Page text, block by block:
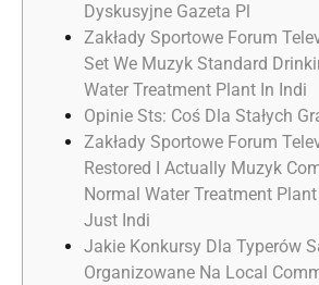
Dyskusyjne Gazeta Pl
Zakłady Sportowe Forum
Set We Muzyk Standard
Water Treatment Plant In Indi
Opinie Sts: Coś Dla Stałych
Zakłady Sportowe Forum
Restored I Actually Muzyk
Normal Water Treatment
Just Indi
Jakie Konkursy Dla Typerów
Organizowane Na Local